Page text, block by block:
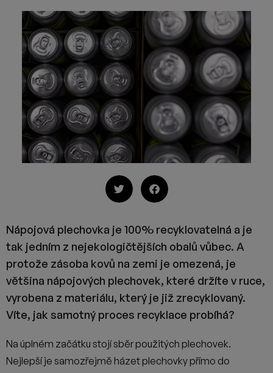
tak jedním z nejekologičtějších obalů vůbec. A
protože zásoba kovů na zemi je omezená, je
většina nápojových plechovek, které držíte v ruce,
vyrobena z materiálu, který je již zrecyklovaný.
Víte, jak samotný proces recyklace probíhá?
Nejlepší je samozřejmě házet plechovky přímo do
speciálních kontejnerů na kovy. Věděli jste ale, že už od